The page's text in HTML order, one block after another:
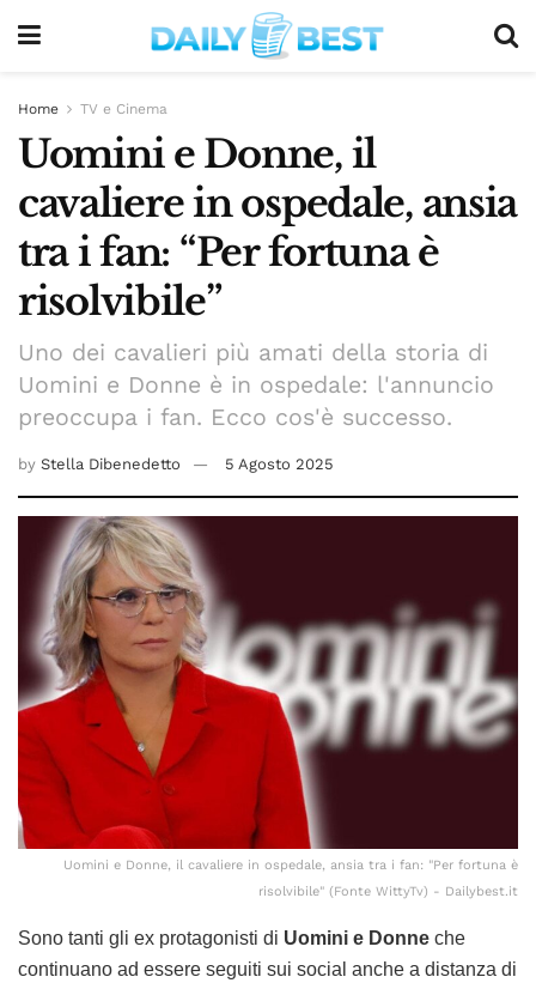
Home TV e Cinema
Uomini e Donne, il
cavaliere in ospedale, ansia
tra i fan: “Per fortuna è
risolvibile”
Uno dei cavalieri più amati della storia di
Uomini e Donne è in ospedale: l'annuncio
preoccupa i fan. Ecco cos'è successo.
by Stella Dibenedetto 5 Agosto 2025
Uomini e Donne, il cavaliere in ospedale, ansia tra i fan: "Per fortuna è
risolvibile" (Fonte WittyTv) - Dailybest.it
Sono tanti gli ex protagonisti di Uomini e Donne che
continuano ad essere seguiti sui social anche a distanza di